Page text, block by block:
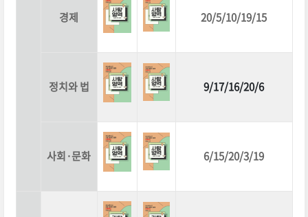
경제 20/5/10/19/15
정치와 법 9/17/16/20/6
사회·문화 6/15/20/3/19